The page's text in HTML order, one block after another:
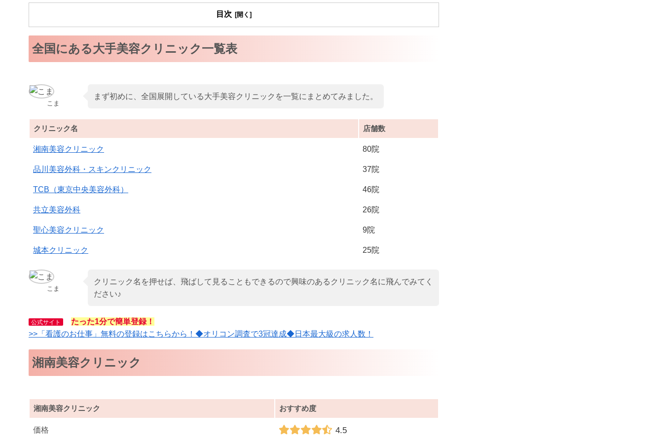
目次
全国にある大手美容クリニック一覧表
こま
まず初めに、全国展開している大手美容クリニックを一覧にまとめてみました。
クリニック名 店舗数
湘南美容クリニック 80院
品川美容外科・スキンクリニック 37院
TCB（東京中央美容外科） 46院
共立美容外科 26院
聖心美容クリニック 9院
城本クリニック 25院
こま
クリニック名を押せば、飛ばして見ることもできるので興味のあるクリニック名に飛んでみてく
ださい♪
公式サイト
たった1分で簡単登録！
>>「看護のお仕事」無料の登録はこちらから！◆オリコン調査で3冠達成◆日本最大級の求人数！
湘南美容クリニック
湘南美容クリニック おすすめ度
価格 4.5